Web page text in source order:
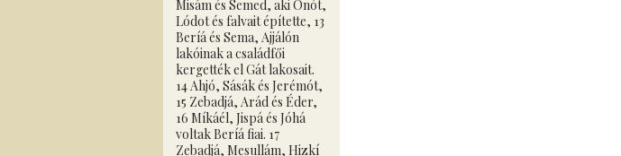
Misám és Semed, aki Ónót,
Lódot és falvait építette, 13
Beríá és Sema, Ajjálón
lakóinak a családfői
kergették el Gát lakosait.
14 Ahjó, Sásák és Jerémót,
15 Zebadjá, Arád és Éder,
16 Míkáél, Jispá és Jóhá
voltak Beríá fiai. 17
Zebadjá, Mesullám, Hizkí